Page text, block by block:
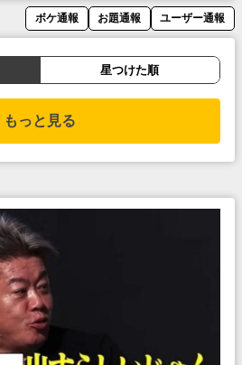
ボケ通報 お題通報 ユーザー通報
星つけた順
もっと見る